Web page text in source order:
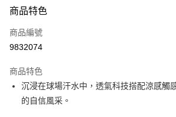
信用卡一次付款
超商取貨付款
Apple Pay
街口支付
商品特色
商品編號
9832074
商品特色
沉浸在球場汗水中，透氣科技搭配涼感觸
的自信風采。